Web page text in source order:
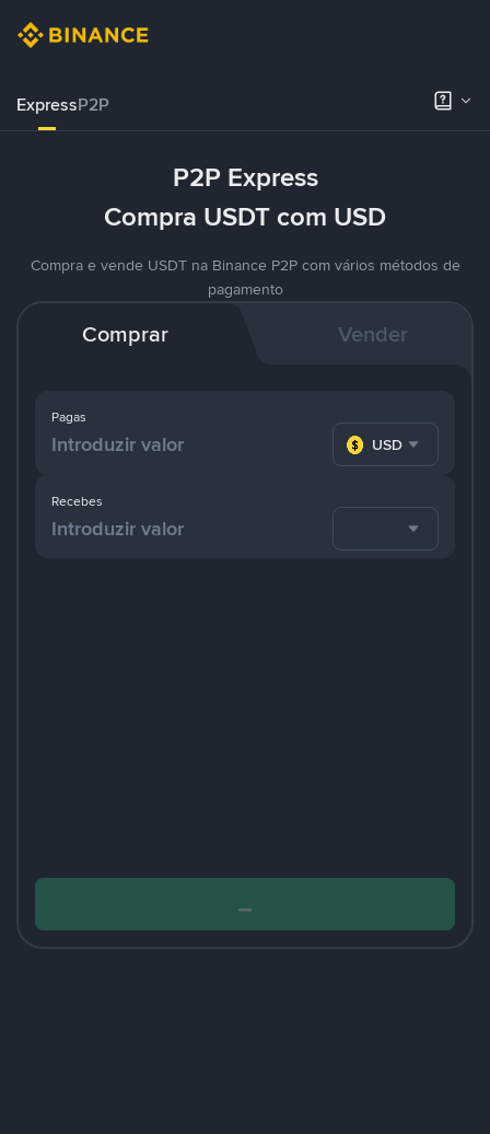
ExpressP2P
P2P Express
Compra USDT com USD
Compra e vende USDT na Binance P2P com vários métodos de
pagamento
Comprar Vender
Pagas
USD
Recebes